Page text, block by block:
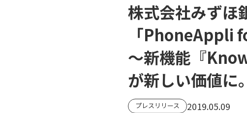
株式会社みずほ
「PhoneAppli
～新機能『
が新しい価値に
プレスリリース 2019.05.09